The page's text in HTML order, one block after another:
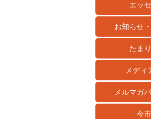
エッ
お知らせ
たま
メディ
メルマガ
今